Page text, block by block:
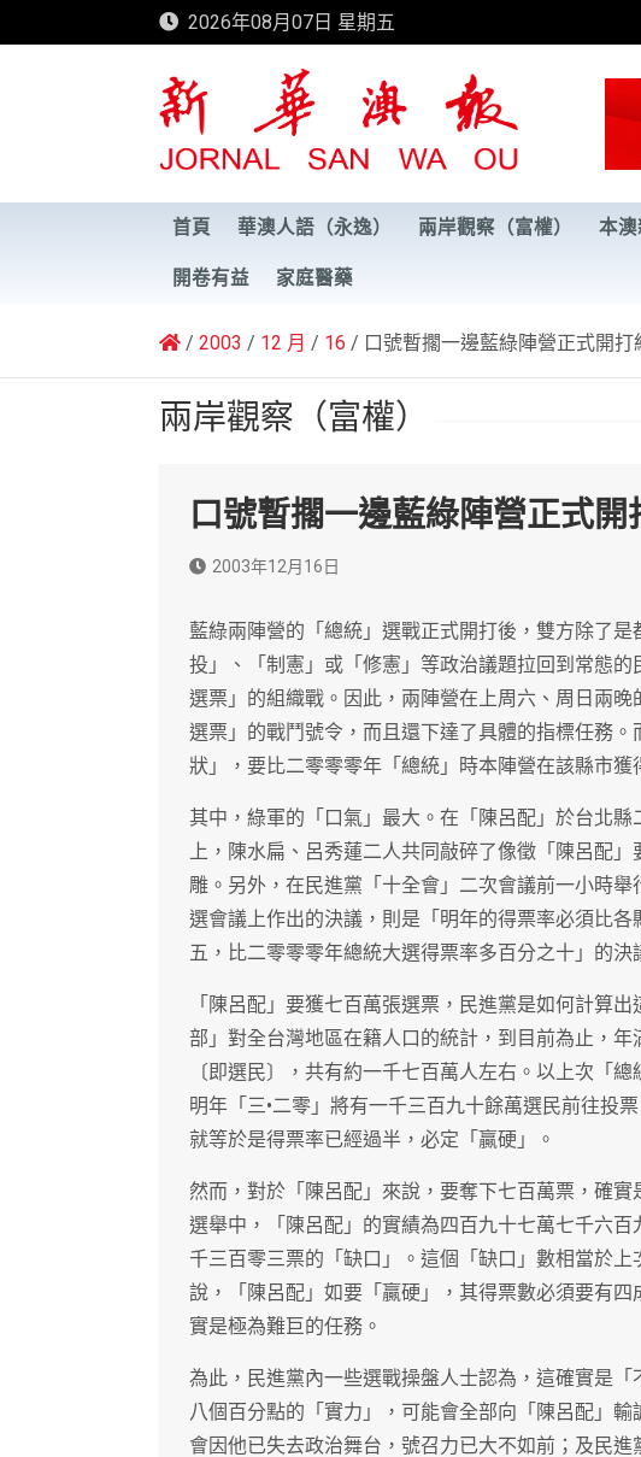
to
2026年08月07日 星期五
新華澳報
首頁 華澳人語（永逸） 兩岸觀察（富權） 本澳
開卷有益 家庭醫藥
2003 12 月 16 口號暫擱一邊藍綠陣營正式開打
兩岸觀察（富權）
口號暫擱一邊藍綠陣營正式開
2003年12月16日
藍綠兩陣營的「總統」選戰正式開打後，雙方除了
投」、「制憲」或「修憲」等政治議題拉回到常態
選票」的組織戰。因此，兩陣營在上周六、周日兩
選票」的戰鬥號令，而且還下達了具體的指標任務
狀」，要比二零零零年「總統」時本陣營在該縣市獲
其中，綠軍的「口氣」最大。在「陳呂配」於台北
上，陳水扁、呂秀蓮二人共同敲碎了像徵「陳呂配
雕。另外，在民進黨「十全會」二次會議前一小時
選會議上作出的決議，則是「明年的得票率必須比
五，比二零零零年總統大選得票率多百分之十」的決
「陳呂配」要獲七百萬張選票，民進黨是如何計算
部」對全台灣地區在籍人口的統計，到目前為止，年
〔即選民〕，共有約一千七百萬人左右。以上次「
明年「三•二零」將有一千三百九十餘萬選民前往投
就等於是得票率已經過半，必定「贏硬」。
然而，對於「陳呂配」來說，要奪下七百萬票，確
選舉中，「陳呂配」的實績為四百九十七萬七千六
千三百零三票的「缺口」。這個「缺口」數相當於
說，「陳呂配」如要「贏硬」，其得票數必須要有
實是極為難巨的任務。
為此，民進黨內一些選戰操盤人士認為，這確實是
八個百分點的「實力」，可能會全部向「陳呂配」
會因他已失去政治舞台，號召力已大不如前；及民進